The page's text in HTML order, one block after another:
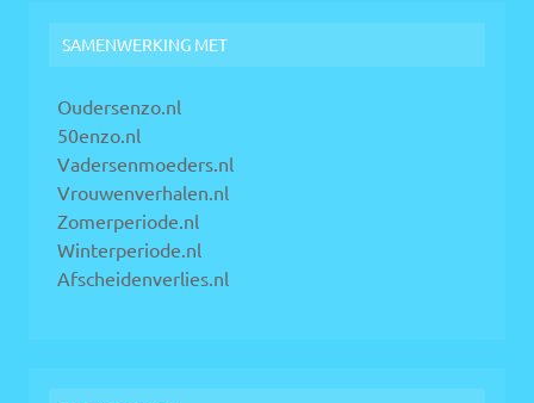
SAMENWERKING MET
Oudersenzo.nl
50enzo.nl
Vadersenmoeders.nl
Vrouwenverhalen.nl
Zomerperiode.nl
Winterperiode.nl
Afscheidenverlies.nl